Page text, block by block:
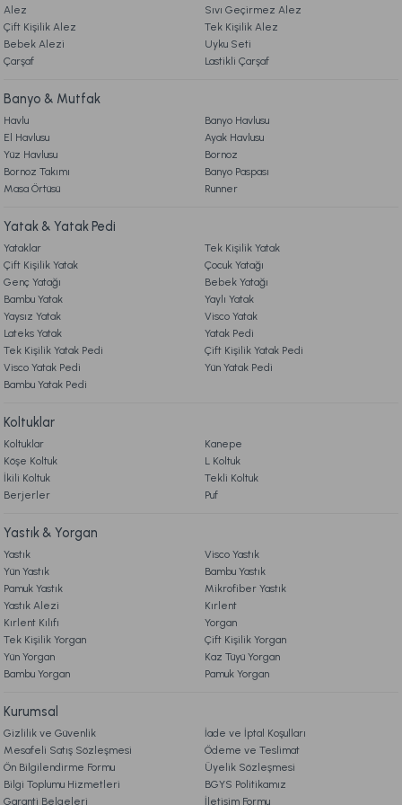
Gönder
5. İADE & DEĞİŞİM
7. KAMPANYA & İNDİRİMLER
9. YATAK & KOLTUK SİPARİŞ VE İADE İŞLEMLERİ
%50
İndirim
9.198,00 TL
Ücretsiz Kargo
Special Çeyiz Seti Çift Kişilik - Bej
%50 9.198,00 TL
4.599,00 TL
Ücretsiz Kargo
Special Çeyiz Seti Çift Kişilik - Gri
%50
İndirim
9.198,00 TL
4.599,00 TL
Ücretsiz Kargo
%30
İndirim 3.499,00 TL
Multi Selection Nevresim Takımı Oryena Çift Kişilik
%30
İndirim
4.999,00 TL
3.499,00 TL
Mora Microfiber Desenli Yorgan Çift Kişilik - Gri
899,00 TL
Online'a Özel
Alez
Sıvı Geçirmez Alez
Çift Kişilik Alez
Tek Kişilik Alez
Bebek Alezi
Uyku Seti
Çarşaf
Lastikli Çarşaf
Banyo & Mutfak
Havlu
Banyo Havlusu
El Havlusu
Ayak Havlusu
Yüz Havlusu
Bornoz
Bornoz Takımı
Banyo Paspası
Masa Örtüsü
Runner
Yatak & Yatak Pedi
Yataklar
Tek Kişilik Yatak
Çift Kişilik Yatak
Çocuk Yatağı
Genç Yatağı
Bebek Yatağı
Bambu Yatak
Yaylı Yatak
Yaysız Yatak
Visco Yatak
Lateks Yatak
Yatak Pedi
Tek Kişilik Yatak Pedi
Çift Kişilik Yatak Pedi
Visco Yatak Pedi
Yün Yatak Pedi
Bambu Yatak Pedi
Koltuklar
Koltuklar
Kanepe
Köşe Koltuk
L Koltuk
İkili Koltuk
Tekli Koltuk
Berjerler
Puf
Yastık & Yorgan
Yastık
Visco Yastık
Yün Yastık
Bambu Yastık
Pamuk Yastık
Mikrofiber Yastık
Yastık Alezi
Kırlent
Kırlent Kılıfı
Yorgan
Tek Kişilik Yorgan
Çift Kişilik Yorgan
Yün Yorgan
Kaz Tüyü Yorgan
Bambu Yorgan
Pamuk Yorgan
Kurumsal
Gizlilik ve Güvenlik
İade ve İptal Koşulları
Mesafeli Satış Sözleşmesi
Ödeme ve Teslimat
Ön Bilgilendirme Formu
Üyelik Sözleşmesi
Bilgi Toplumu Hizmetleri
BGYS Politikamız
Garanti Belgeleri
İletişim Formu